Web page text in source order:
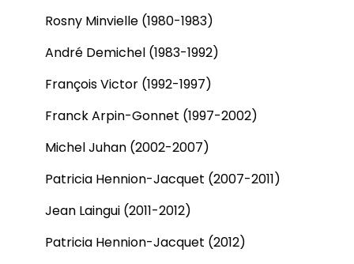
Rosny Minvielle (1980-1983)
André Demichel (1983-1992)
François Victor (1992-1997)
Franck Arpin-Gonnet (1997-2002)
Michel Juhan (2002-2007)
Patricia Hennion-Jacquet (2007-2011)
Jean Laingui (2011-2012)
Patricia Hennion-Jacquet (2012)